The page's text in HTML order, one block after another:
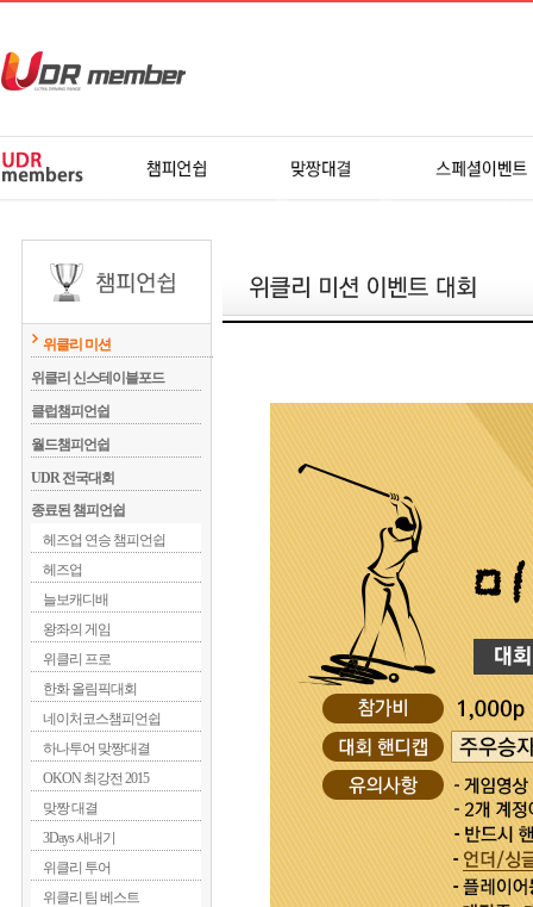
위클리 미션
위클리 신스테이블포드
클럽챔피언쉽
월드챔피언쉽
UDR 전국대회
종료된 챔피언쉽
헤즈업 연승 챔피언쉽
헤즈업
늘보캐디배
왕좌의 게임
위클리 프로
한화 올림픽대회
네이처코스챔피언쉽
하나투어 맞짱대결
OKON 최강전 2015
맞짱 대결
3Days 새내기
위클리 투어
위클리 팀 베스트